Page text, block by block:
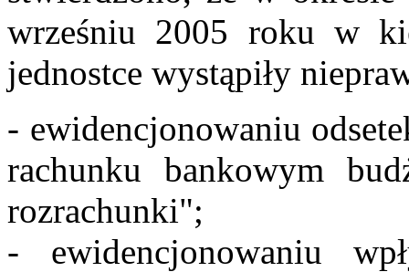
wrześniu 2005 roku w
jednostce wystąpiły
- ewidencjonowaniu
rachunku bankowym
rozrachunki";
- ewidencjonowaniu